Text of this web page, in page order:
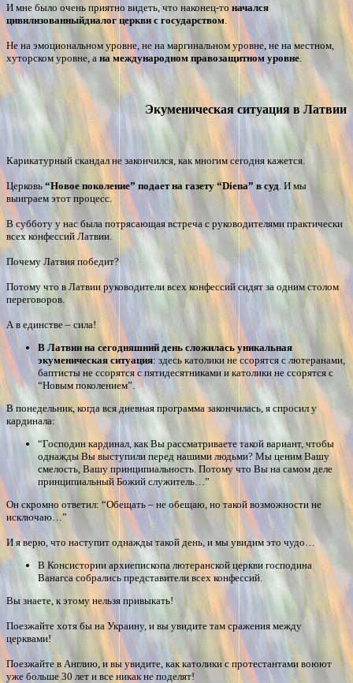
И мне было очень приятно видеть, что наконец-то начался
цивилизованныйдиалог церкви с государством
Не на эмоциональном уровне, не на маргинальном уровне, не на местном,
хуторском уровне, а на международном правозащитном уровне
Экуменическая ситуация в Латвии
Карикатурный скандал не закончился, как многим сегодня кажется.
Церковь “Новое поколение” подает на газету “Diena” в суд . И мы
выиграем этот процесс.
В субботу у нас была потрясающая встреча с руководителями практически
всех конфессий Латвии.
Почему Латвия победит?
Потому что в Латвии руководители всех конфессий сидят за одним столом
переговоров.
А в единстве – сила!
В Латвии на сегодняшний день сложилась уникальная
экуменическая ситуация: здесь католики не ссорятся с лютеранами,
баптисты не ссорятся с пятидесятниками и католики не ссорятся с
“Новым поколением”.
В понедельник, когда вся дневная программа закончилась, я спросил у
кардинала:
“Господин кардинал, как Вы рассматриваете такой вариант, чтобы
однажды Вы выступили перед нашими людьми? Мы ценим Вашу
смелость, Вашу принципиальность. Потому что Вы на самом деле
принципиальный Божий служитель…”
Он скромно ответил: “Обещать – не обещаю, но такой возможности не
исключаю…”
И я верю, что наступит однажды такой день, и мы увидим это чудо…
В Консистории архиепископа лютеранской церкви господина
Ванагса собрались представители всех конфессий.
Вы знаете, к этому нельзя привыкать!
Поезжайте хотя бы на Украину, и вы увидите там сражения между
церквами!
Поезжайте в Англию, и вы увидите, как католики с протестантами воюют
уже больше 30 лет и все никак не поделят!